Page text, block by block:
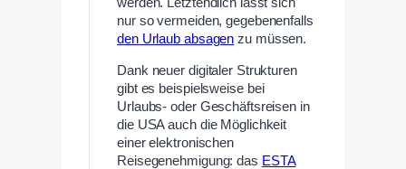
nur so vermeiden, gegebenenfalls
den Urlaub absagen zu müssen.
Dank neuer digitaler Strukturen
gibt es beispielsweise bei
Urlaubs- oder Geschäftsreisen in
die USA auch die Möglichkeit
einer elektronischen
Reisegenehmigung: das ESTA